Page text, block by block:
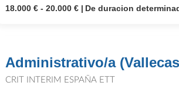
18.000 € - 20.000 €
De duracion
Administrativo/a
CRIT INTERIM ESPAÑA ETT